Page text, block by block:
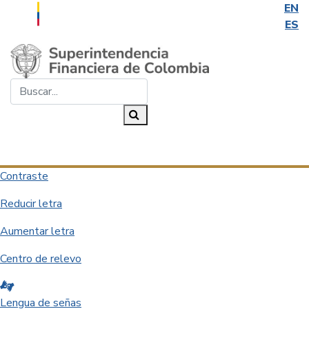
EN
ES
Saltar al contenido principal
Contraste
Reducir letra
Aumentar letra
Centro de relevo
Lengua de señas